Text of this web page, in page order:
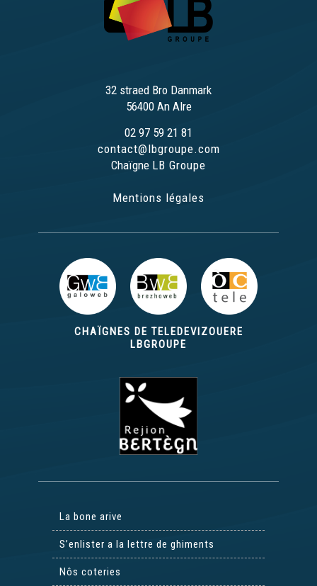
32 straed Bro Danmark
56400 An Alre
02 97 59 21 81
contact@lbgroupe.com
Chaïgne LB Groupe
Mentions légales
CHAÏGNES DE TELEDEVIZOUERE
LBGROUPE
La bone arive
S’enlister a la lettre de ghiments
Nôs coteries